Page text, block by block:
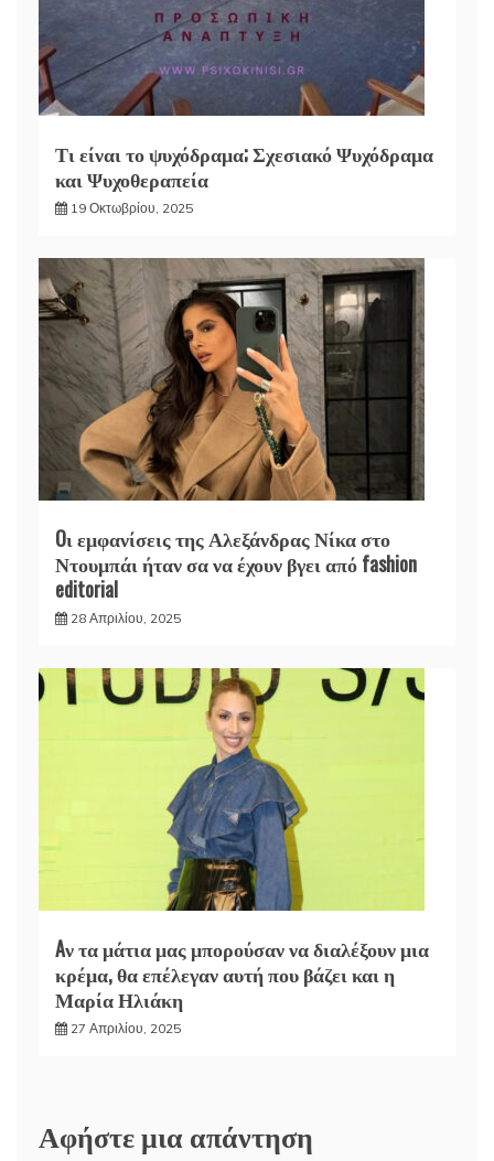
Τι είναι το ψυχόδραμα; Σχεσιακό Ψυχόδραμα
και Ψυχοθεραπεία
19 Οκτωβρίου, 2025
Oι εμφανίσεις της Αλεξάνδρας Νίκα στο
Ντουμπάι ήταν σα να έχουν βγει από fashion
editorial
28 Απριλίου, 2025
Aν τα μάτια μας μπορούσαν να διαλέξουν μια
κρέμα, θα επέλεγαν αυτή που βάζει και η
Μαρία Ηλιάκη
27 Απριλίου, 2025
Αφήστε μια απάντηση